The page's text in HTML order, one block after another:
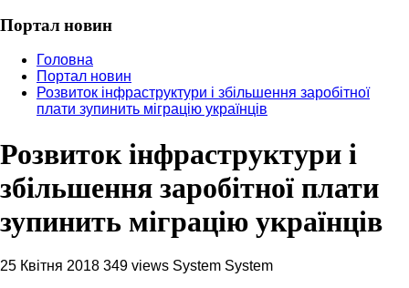
Портал новин
Головна
Портал новин
Розвиток інфраструктури і збільшення заробітної
плати зупинить міграцію українців
Розвиток інфраструктури і
збільшення заробітної плати
зупинить міграцію українців
25 Квітня 2018 349 views System System